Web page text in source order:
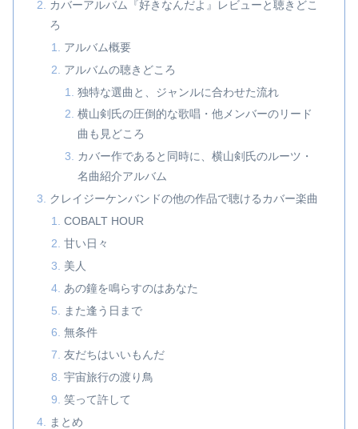
カバーアルバム『好きなんだよ』レビューと聴きどこ
ろ
アルバム概要
アルバムの聴きどころ
独特な選曲と、ジャンルに合わせた流れ
横山剣氏の圧倒的な歌唱・他メンバーのリード
曲も見どころ
カバー作であると同時に、横山剣氏のルーツ・
名曲紹介アルバム
クレイジーケンバンドの他の作品で聴けるカバー楽曲
COBALT HOUR
甘い日々
美人
あの鐘を鳴らすのはあなた
また逢う日まで
無条件
友だちはいいもんだ
宇宙旅行の渡り鳥
笑って許して
まとめ